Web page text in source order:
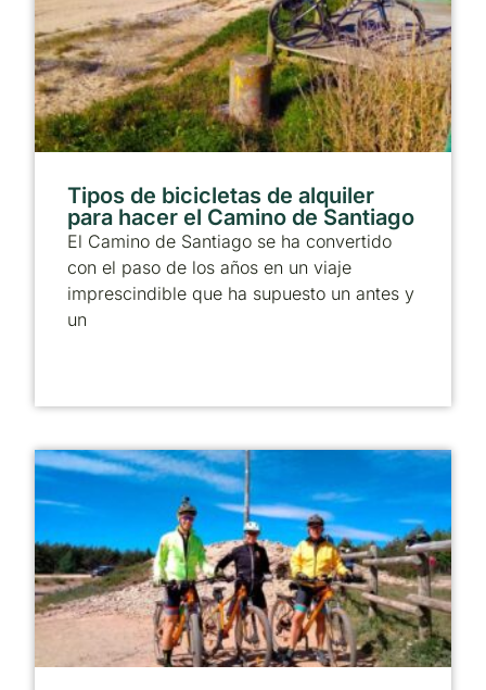
Tipos de bicicletas de alquiler
para hacer el Camino de Santiago
El Camino de Santiago se ha convertido
con el paso de los años en un viaje
imprescindible que ha supuesto un antes y
un